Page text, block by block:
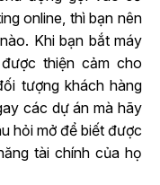
online, thì bạn nên
Khi bạn bắt máy
thiện cảm cho
tượng khách hàng
các dự án mà hãy
hỏi mở để biết được
tài chính của họ